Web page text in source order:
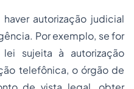
autorização judicial
Por exemplo, se for
sujeita à autorização
telefônica, o órgão de